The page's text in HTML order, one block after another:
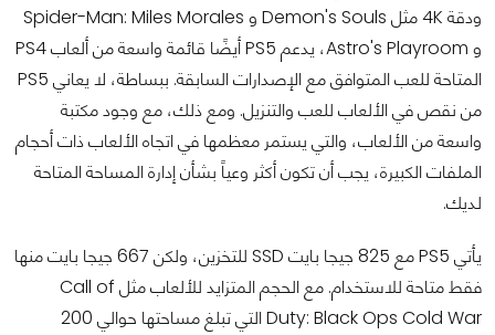
ودقة 4K مثل Demon's Souls و Spider-Man: Miles Morales
و Astro's Playroom، يدعم PS5 أيضًا قائمة واسعة من ألعاب PS4
المتاحة للعب المتوافق مع الإصدارات السابقة. ببساطة، لا يعاني PS5
من نقص في الألعاب للعب والتنزيل. ومع ذلك، مع وجود مكتبة
واسعة من الألعاب، والتي يستمر معظمها في اتجاه الألعاب ذات أحجام
الملفات الكبيرة، يجب أن تكون أكثر وعياً بشأن إدارة المساحة المتاحة
لديك.
يأتي PS5 مع 825 جيجا بايت SSD للتخزين، ولكن 667 جيجا بايت منها
فقط متاحة للاستخدام. مع الحجم المتزايد للألعاب مثل Call of
Duty: Black Ops Cold War التي تبلغ مساحتها حوالي 200